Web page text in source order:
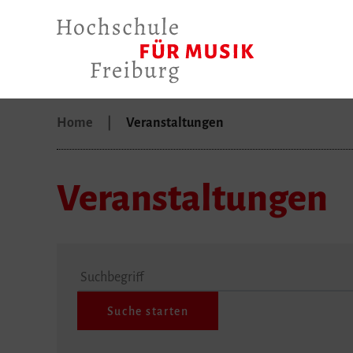
Home Veranstaltungen
Veranstaltungen
Suchbegriff